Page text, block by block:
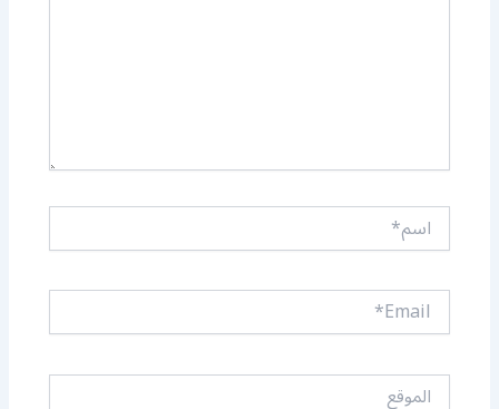
اسم*
Email*
الموقع